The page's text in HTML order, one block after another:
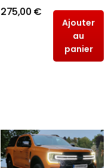
275,00 €
Ajouter
au
panier